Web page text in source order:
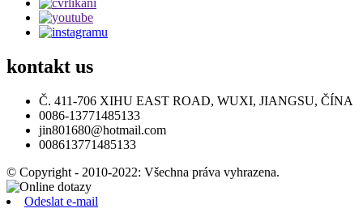
kontakt us
Č. 411-706 XIHU EAST ROAD, WUXI, JIANGSU, ČÍNA
0086-13771485133
jin801680@hotmail.com
008613771485133
© Copyright - 2010-2022: Všechna práva vyhrazena.
Odeslat e-mail